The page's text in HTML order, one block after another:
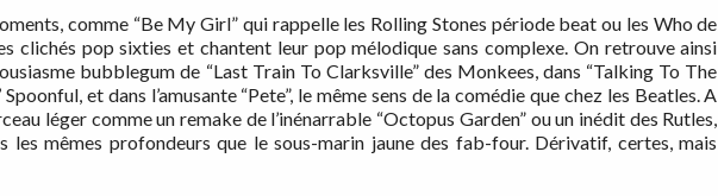
comme “Be My Girl” qui rappelle les Rolling Stones période beat ou les Who de
clichés pop sixties et chantent leur pop mélodique sans complexe. On retrouve ainsi
bubblegum de “Last Train To Clarksville” des Monkees, dans “Talking To The
et dans l’amusante “Pete”, le même sens de la comédie que chez les Beatles. A
léger comme un remake de l’inénarrable “Octopus Garden” ou un inédit des Rutles,
les mêmes profondeurs que le sous-marin jaune des fab-four. Dérivatif, certes, mais